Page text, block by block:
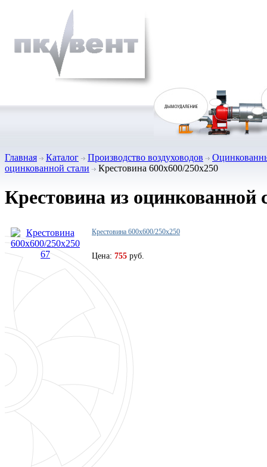
Главная Каталог Производство воздуховодов
оцинкованной стали
Крестовина 600х600/250х250
Крестовина из оцинкованной
Крестовина 600х600/250х250
Цена: 755 руб.